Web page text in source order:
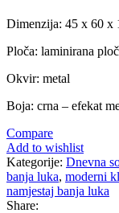
Dimenzija: 45 x 60 x
Ploča: laminirana
Okvir: metal
Boja: crna – efekat
Compare
Add to wishlist
Kategorije: Dnevna
banja luka, moderni
namjestaj banja luka
Share: